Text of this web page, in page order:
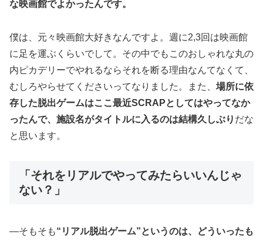
な映画館でよかったんです。
僕は、元々映画館大好きなんですよ。週に2,3回は映画館
に足を運ぶくらいでして。その中でもこのおしゃれな丸の
内ピカデリーでやれるならそれを断る理由なんてなくて、
むしろやらせてくださいってなりました。また、 場所に依
存した脱出ゲームはここ最近SCRAPとしてはやってなか
ったんで、施設名がタイトルに入るのは結構久しぶり だな
と思います。
「それをリアルでやってみたらいいんじゃ
ない？」
―そもそも“リアル脱出ゲーム”というのは、どういったも